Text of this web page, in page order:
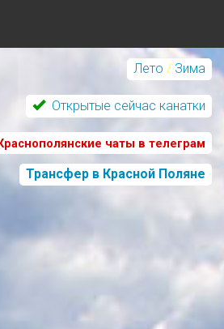
Лето / Зима
Открытые сейчас канатки
Краснополянские чаты в телеграм
Трансфер в Красной Поляне